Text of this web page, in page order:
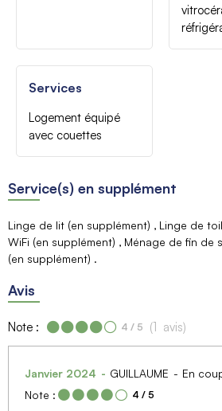
Services
Logement équipé
avec couettes
Service(s) en supplément
Linge de lit (en supplément) Linge de
WiFi (en supplément)
Ménage de fin de
(en supplément)
Avis
Note : 4 / 5 (1 avis)
Janvier 2024 GUILLAUME
En
Note :
4 / 5